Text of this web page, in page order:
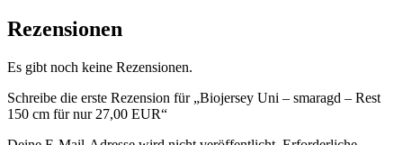
Rezensionen
Es gibt noch keine Rezensionen.
Schreibe die erste Rezension für „Biojersey Uni – smaragd – Rest
150 cm für nur 27,00 EUR“